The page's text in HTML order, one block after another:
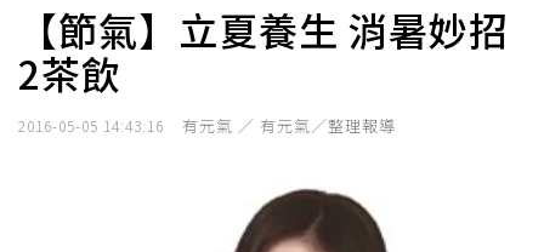
【節氣】立夏養生 消暑妙招
2茶飲
2016-05-05 14:43:16 有元氣 ／ 有元氣／整理報導